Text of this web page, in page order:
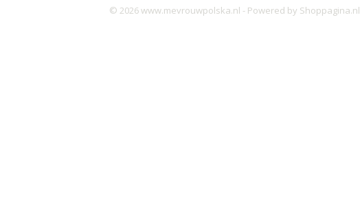
© 2026 www.mevrouwpolska.nl - Powered by Shoppagina.nl